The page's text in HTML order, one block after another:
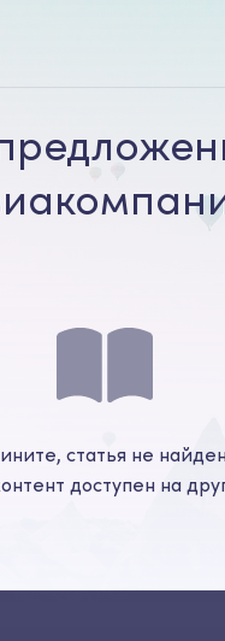
статья не
доступен на